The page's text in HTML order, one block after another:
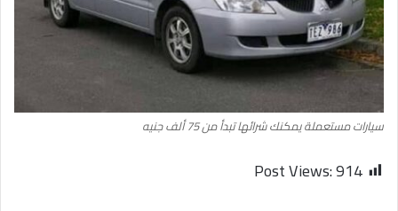
سيارات مستعملة يمكنك شرائها تبدأ من 75 ألف جنيه
Post Views:914